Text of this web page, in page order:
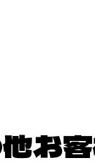
お